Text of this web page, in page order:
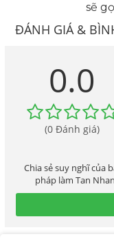
sẽ
ĐÁNH GIÁ &
PHÁP LÀM TAN
0.0
(0 Đánh giá)
Chia sẻ suy nghĩ của
pháp làm Tan